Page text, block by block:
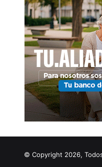
© Copyright 2026,